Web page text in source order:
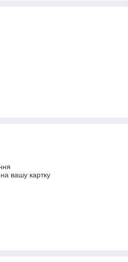
вашу картку